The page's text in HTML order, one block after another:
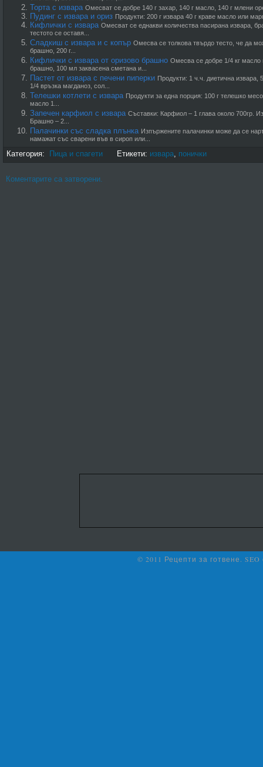
Торта с извара Омесват се добре 140 г захар, 140 г масло, 140 г млени
Пудинг с извара и ориз Продукти: 200 г извара 40 г краве масло или
Кифлички с извара Омесват се еднакви количества пасирана извара,
тестото се оставя...
Сладкиш с извара и с копър Омесва се толкова твърдо тесто, че да
брашно, 200 г...
Кифлички с извара от оризово брашно Омесва се добре 1/4 кг масло
брашно, 100 мл заквасена сметана и...
Пастет от извара с печени пиперки Продукти: 1 ч.ч. диетична извара,
1/4 връзка магданоз, сол...
Телешки котлети с извара Продукти за една порция: 100 г телешко
масло 1...
Запечен карфиол с извара Съставки: Карфиол – 1 глава около 700гр.
Брашно – 2...
Палачинки със сладка плънка Изпържените палачинки може да се
намажат със сварени във в сироп или...
Категория:
Пица и спагети Етикети: извара, понички
Коментарите са затворени.
© 2011 Рецепти за готвене.